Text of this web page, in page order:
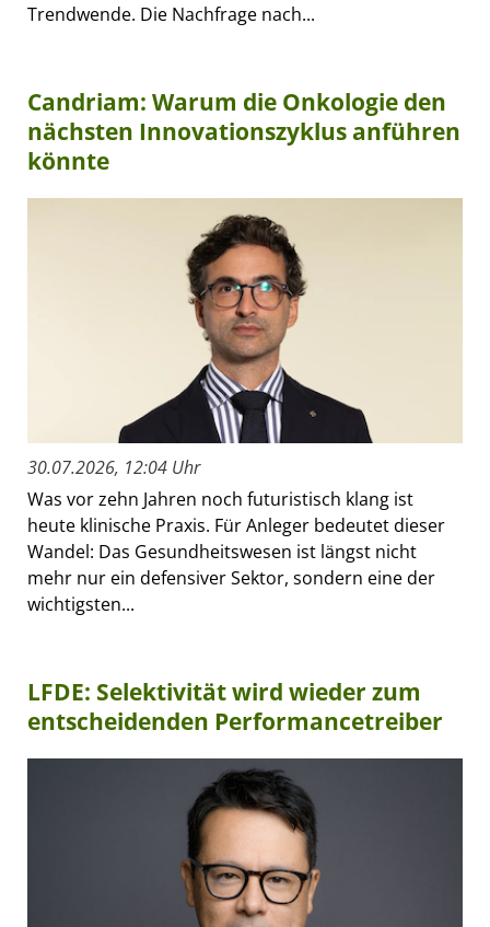
Trendwende. Die Nachfrage nach...
Candriam: Warum die Onkologie den
nächsten Innovationszyklus anführen
könnte
30.07.2026, 12:04 Uhr
Was vor zehn Jahren noch futuristisch klang ist
heute klinische Praxis. Für Anleger bedeutet dieser
Wandel: Das Gesundheitswesen ist längst nicht
mehr nur ein defensiver Sektor, sondern eine der
wichtigsten...
LFDE: Selektivität wird wieder zum
entscheidenden Performancetreiber